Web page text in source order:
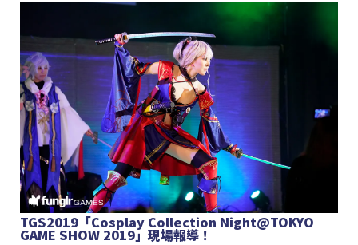
TGS2019「Cosplay Collection Night@TOKYO
GAME SHOW 2019」現場報導！